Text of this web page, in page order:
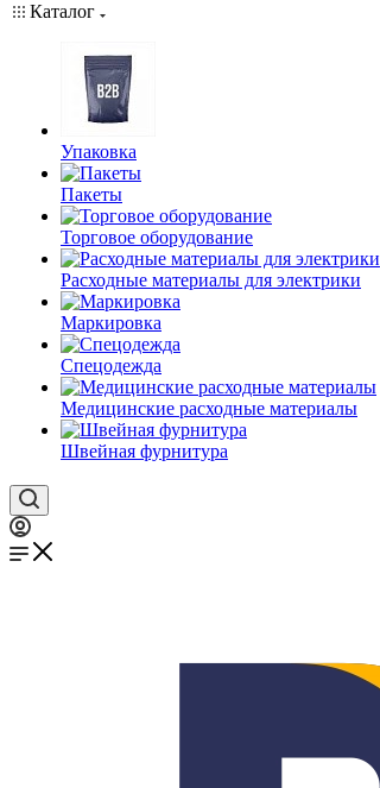
Каталог
Упаковка
Пакеты
Торговое оборудование
Расходные материалы для электрики
Маркировка
Спецодежда
Медицинские расходные материалы
Швейная фурнитура